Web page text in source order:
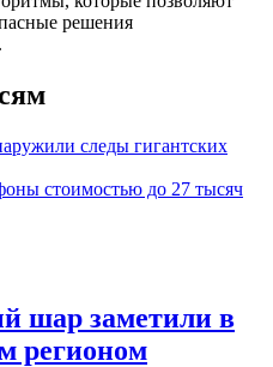
решения
следы гигантских
стоимостью до 27 тысяч
шар заметили в
регионом